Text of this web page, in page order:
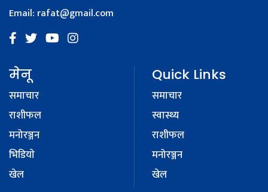
Email: rafat@gmail.com
मेनू
समाचार
राशीफल
मनोरञ्जन
भिडियाे
खेल
Quick Links
समाचार
स्वास्थ्य
राशीफल
मनोरञ्जन
खेल